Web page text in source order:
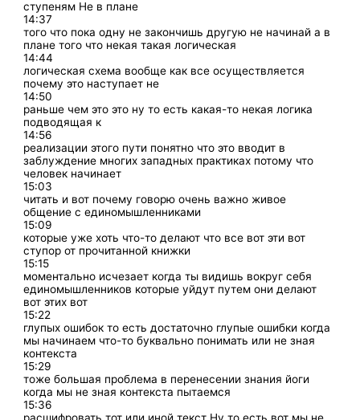
ступеням Не в плане
14:37
того что пока одну не закончишь другую не начинай а в
плане того что некая такая логическая
14:44
логическая схема вообще как все осуществляется
почему это наступает не
14:50
раньше чем это это ну то есть какая-то некая логика
подводящая к
14:56
реализации этого пути понятно что это вводит в
заблуждение многих западных практиках потому что
человек начинает
15:03
читать и вот почему говорю очень важно живое
общение с единомышленниками
15:09
которые уже хоть что-то делают что все вот эти вот
ступор от прочитанной книжки
15:15
моментально исчезает когда ты видишь вокруг себя
единомышленников которые уйдут путем они делают
вот этих вот
15:22
глупых ошибок то есть достаточно глупые ошибки когда
мы начинаем что-то буквально понимать или не зная
контекста
15:29
тоже большая проблема в перенесении знания йоги
когда мы не зная контекста пытаемся
15:36